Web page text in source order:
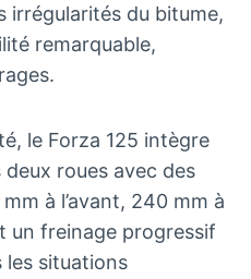
irrégularités du bitume,
remarquable,
le Forza 125 intègre
roues avec des
à l’avant, 240 mm à
un freinage progressif
les situations